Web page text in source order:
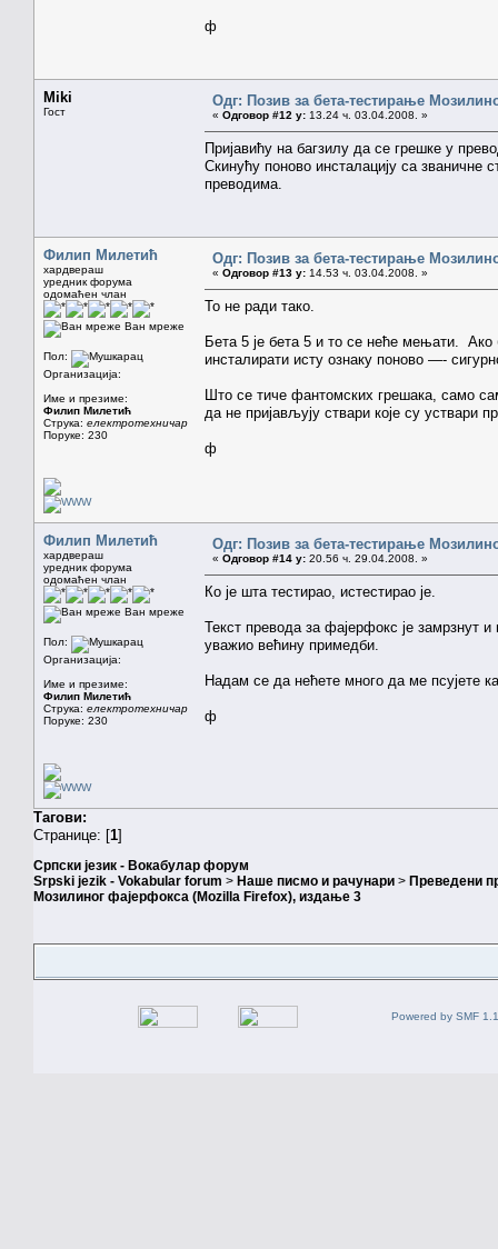
ф
Miki
Гост
Одг: Позив за бета-тестирање
« Одговор #12 у: 13.24 ч. 03.04.2008. »
Пријавићу на багзилу да се грешке у
Скинућу поново инсталацију са званичне
преводима.
Филип Милетић
хардвераш
уредник форума
одомаћен члан
Ван мреже
Пол:
Организација:
Име и презиме:
Филип Милетић
Струка: електротехничар
Поруке: 230
Одг: Позив за бета-тестирање
« Одговор #13 у: 14.53 ч. 03.04.2008. »
То не ради тако.
Бета 5 је бета 5 и то се неће мењати. Ако
инсталирати исту ознаку поново —-
Што се тиче фантомских грешака, само
да не пријављују ствари које су уствари
ф
Филип Милетић
хардвераш
уредник форума
одомаћен члан
Ван мреже
Пол:
Организација:
Име и презиме:
Филип Милетић
Струка: електротехничар
Поруке: 230
Одг: Позив за бета-тестирање
« Одговор #14 у: 20.56 ч. 29.04.2008. »
Ко је шта тестирао, истестирао је.
Текст превода за фајерфокс је
уважио већину примедби.
Надам се да нећете много да ме псујете
ф
Тагови:
Странице: [1]
Српски језик - Вокабулар форум
Srpski jezik - Vokabular forum > Наше писмо и рачунари > Преведени
Мозилиног фајерфокса (Mozilla Firefox), издање 3
Powered by SMF